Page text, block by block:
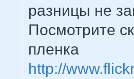
разницы не
Посмотрите
пленка
http://